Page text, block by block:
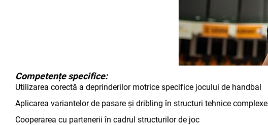
Competențe specifice:
Utilizarea corectă a deprinderilor motrice specifice jocului de handbal
Aplicarea variantelor de pasare și dribling în structuri tehnice complexe
Cooperarea cu partenerii în cadrul structurilor de joc